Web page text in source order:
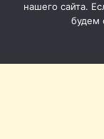
нашего сайта.
будем